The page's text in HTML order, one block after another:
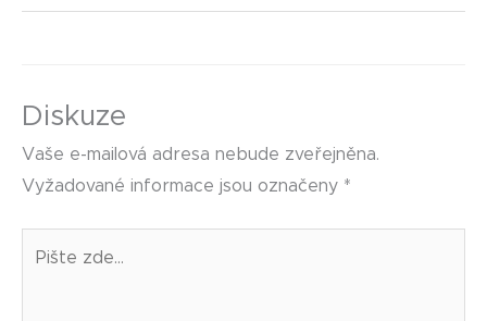
Diskuze
Vaše e-mailová adresa nebude zveřejněna.
Vyžadované informace jsou označeny *